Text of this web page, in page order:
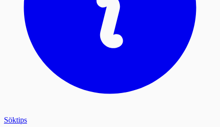
Söktips